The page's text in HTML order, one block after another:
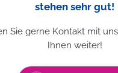
stehen sehr gut!
Sie gerne Kontakt mit
Ihnen weiter!